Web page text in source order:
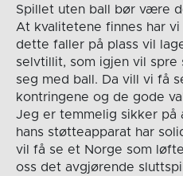
Spillet uten ball bør være
At kvalitetene finnes har
dette faller på plass vil
selvtillit, som igjen vil
seg med ball. Da vill vi få
kontringene og de gode
Jeg er temmelig sikker på
hans støtteapparat har
vil få se et Norge som
oss det avgjørende